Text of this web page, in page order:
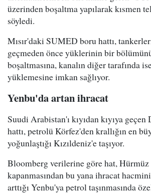
üzerinden boşaltma yapılarak kısmen
söyledi.
Mısır'daki SUMED boru hattı,
geçmeden önce yüklerinin bir
boşaltmasına, kanalın diğer tarafında
yüklemesine imkan sağlıyor.
Yenbu'da artan ihracat
Suudi Arabistan'ı kıyıdan kıyıya
hattı, petrolü Körfez'den krallığın en
yoğunlaştığı Kızıldeniz'e taşıyor.
Bloomberg verilerine göre hat, Hürmüz
kapanmasından bu yana ihracat
arttığı Yenbu'ya petrol taşınmasında